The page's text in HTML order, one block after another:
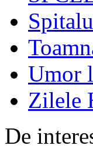
Umor
Zilele
De